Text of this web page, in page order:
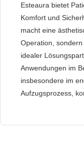
Esteaura bietet
Komfort und
macht eine
Operation,
idealer
Anwendungen im
insbesondere im
Aufzugsprozess,